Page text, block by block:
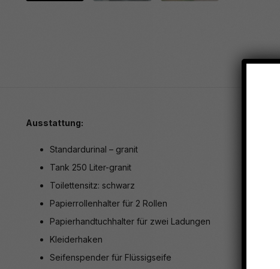
Ausstattung:
Standardurinal – granit
Tank 250 Liter-granit
Toilettensitz: schwarz
Papierrollenhalter für 2 Rollen
Papierhandtuchhalter für zwei Ladungen
Kleiderhaken
Seifenspender für Flüssigseife